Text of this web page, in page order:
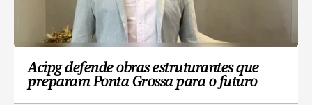
Acipg defende obras estruturantes que
preparam Ponta Grossa para o futuro